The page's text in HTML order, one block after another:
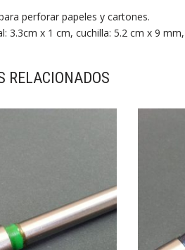
perforar papeles y cartones.
3.3cm x 1 cm, cuchilla: 5.2 cm x 9
RELACIONADOS